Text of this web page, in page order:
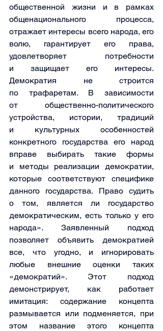
общественной жизни и в рамках
общенационального процесса,
отражает интересы всего народа, его
волю, гарантирует его права,
удовлетворяет потребности
и защищает его интересы.
Демократия не строится
по трафаретам. В зависимости
от общественно-политического
устройства, истории, традиций
и культурных особенностей
конкретного государства его народ
вправе выбирать такие формы
и методы реализации демократии,
которые соответствуют специфике
данного государства. Право судить
о том, является ли государство
демократическим, есть только у его
народа». Заявленный подход
позволяет объявить демократией
все, что угодно, и игнорировать
любые внешние оценки таких
«демократий». Этот подход
демонстрирует, как работает
имитация: содержание концепта
размывается или подменяется, при
этом название этого концепта